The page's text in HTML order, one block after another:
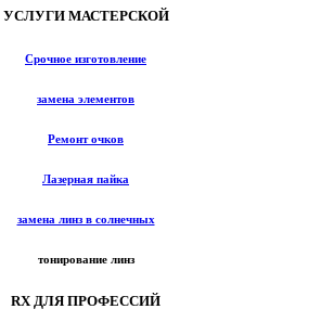
УСЛУГИ МАСТЕРСКОЙ
Срочное изготовление
замена элементов
Ремонт очков
Лазерная пайка
замена линз в солнечных
тонирование линз
RX ДЛЯ ПРОФЕССИЙ